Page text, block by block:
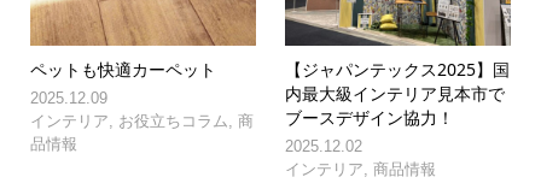
ペットも快適カーペット
2025.12.09
インテリア, お役立ちコラム, 商
品情報
【ジャパンテックス2025】国
内最大級インテリア見本市で
ブースデザイン協力！
2025.12.02
インテリア,商品情報